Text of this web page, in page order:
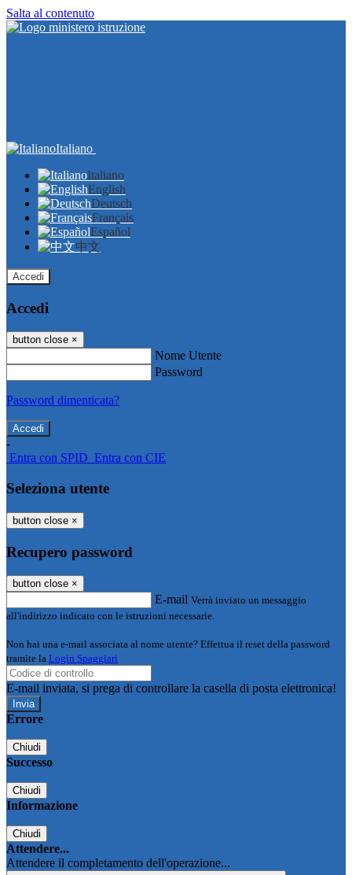
Salta al contenuto
Italiano
Italiano
English
Deutsch
Français
Español
中文
Accedi
Accedi
button close ×
Nome Utente
Password
Password dimenticata?
-
Entra con SPID Entra con CIE
Seleziona utente
button close ×
Recupero password
button close ×
E-mail Verrà inviato un messaggio
all'indirizzo indicato con le istruzioni necessarie.
Non hai una e-mail associata al nome utente? Effettua il reset della password
tramite la Login Spaggiari
E-mail inviata, si prega di controllare la casella di posta elettronica!
Errore
Chiudi
Successo
Chiudi
Informazione
Chiudi
Attendere...
Attendere il completamento dell'operazione...